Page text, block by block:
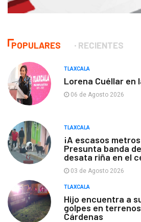
POPULARES RECIENTES
TLAXCALA
Lorena Cuéllar en
06 de Agosto 2026
TLAXCALA
¡A escasos
Presunta banda
desata riña en el
03 de Agosto 2026
TLAXCALA
Hijo encuentra a
golpes en
Cárdenas